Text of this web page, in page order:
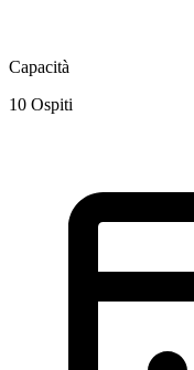
Capacità
10 Ospiti